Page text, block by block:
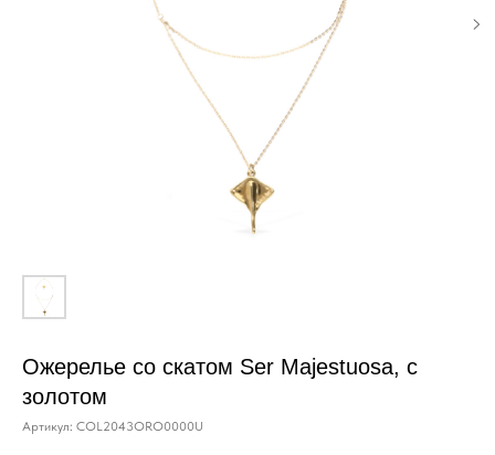
Ожерелье со скатом Ser Majestuosa, с
золотом
Артикул: COL2043ORO0000U